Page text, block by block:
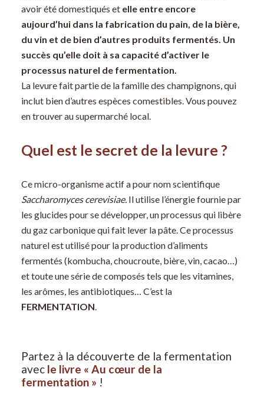
avoir été domestiqués et elle entre encore
aujourd’hui dans la fabrication du pain, de la bière,
du vin et de bien d’autres produits fermentés. Un
succès qu’elle doit à sa capacité d’activer le
processus naturel de fermentation.
La levure fait partie de la famille des champignons, qui
inclut bien d’autres espèces comestibles. Vous pouvez
en trouver au supermarché local.
Quel est le secret de la levure ?
Ce micro-organisme actif a pour nom scientifique
Saccharomyces cerevisiae. Il utilise l’énergie fournie par
les glucides pour se développer, un processus qui libère
du gaz carbonique qui fait lever la pâte. Ce processus
naturel est utilisé pour la production d’aliments
fermentés (kombucha, choucroute, bière, vin, cacao…)
et toute une série de composés tels que les vitamines,
les arômes, les antibiotiques… C’est la
FERMENTATION.
Partez à la découverte de la fermentation
avec le livre « Au cœur de la
fermentation » !